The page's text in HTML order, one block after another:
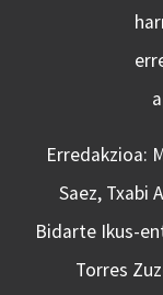
Erredakzioa:
Saez, Txabi
Bidarte Ikus-
Torres